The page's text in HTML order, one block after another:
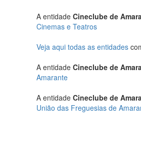
A entidade Cineclube de
Cinemas e Teatros
Veja aqui todas as entidades
A entidade Cineclube de
Amarante
A entidade Cineclube de
União das Freguesias de